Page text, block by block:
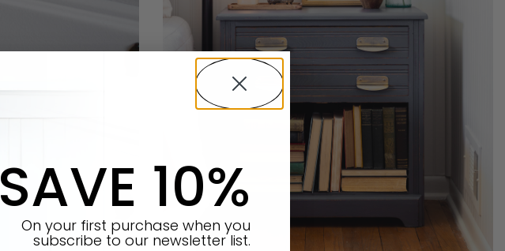
SAVE 10%
On your first purchase when you
subscribe to our newsletter list.